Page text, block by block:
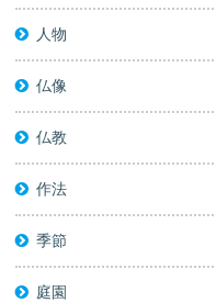
人物
仏像
仏教
作法
季節
庭園